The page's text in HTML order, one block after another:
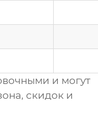
и могут
скидок и